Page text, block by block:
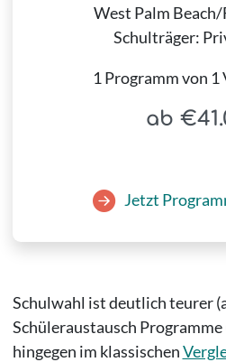
West Palm
Schulträger:
1 Programm von
ab
Jetzt
Schulwahl ist deutlich teurer
Schüleraustausch
hingegen im klassischen